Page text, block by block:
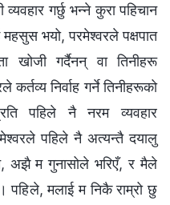
व्यवहार गर्छु भन्‍ने कुरा पहिचान
भयो, परमेश्‍वरले पक्षपात
खोजी गर्दैनन् वा तिनीहरू
निर्वाह गर्ने तिनीहरूको
पहिले नै नरम व्यवहार
पहिले नै अत्यन्तै दयालु
अझै म गुनासोले भरिएँ, र मैले
पहिले, मलाई म निकै राम्रो छु